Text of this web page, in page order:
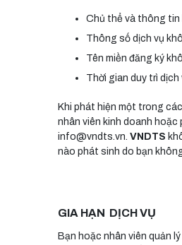
Chủ thể và thông tin
Thông số dịch vụ
Tên miền đăng ký
Thời gian duy trì dịch
Khi phát hiện một trong
nhân viên kinh doanh
info@vndts.vn. VNDTS
nào phát sinh do bạn
GIA HẠN DỊCH VỤ
Bạn hoặc nhân viên quản